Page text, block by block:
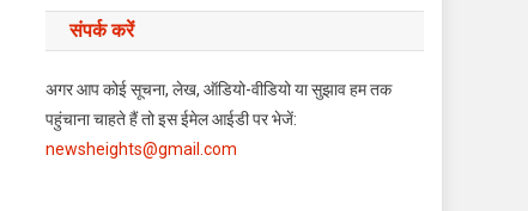
संपर्क करें
अगर आप कोई सूचना, लेख, ऑडियो-वीडियो या सुझाव हम तक
पहुंचाना चाहते हैं तो इस ईमेल आईडी पर भेजें:
newsheights@gmail.com